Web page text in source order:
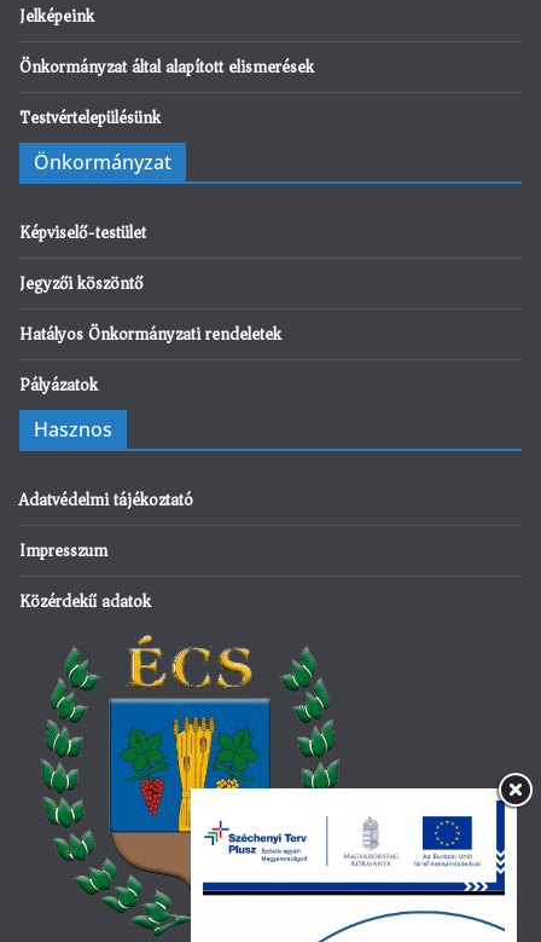
Jelképeink
Önkormányzat által alapított elismerések
Testvértelepülésünk
Önkormányzat
Képviselő-testület
Jegyzői köszöntő
Hatályos Önkormányzati rendeletek
Pályázatok
Hasznos
Adatvédelmi tájékoztató
Impresszum
Közérdekű adatok